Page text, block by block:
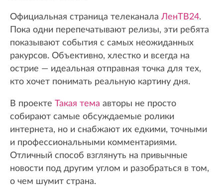
Официальная страница телеканала ЛенТВ24.
Пока одни перепечатывают релизы, эти ребята
показывают события с самых неожиданных
ракурсов. Объективно, хлестко и всегда на
острие — идеальная отправная точка для тех,
кто хочет понимать реальную картину дня.
В проекте Такая тема авторы не просто
собирают самые обсуждаемые ролики
интернета, но и снабжают их едкими, точными
и профессиональными комментариями.
Отличный способ взглянуть на привычные
новости под другим углом и разобраться в том,
о чем шумит страна.